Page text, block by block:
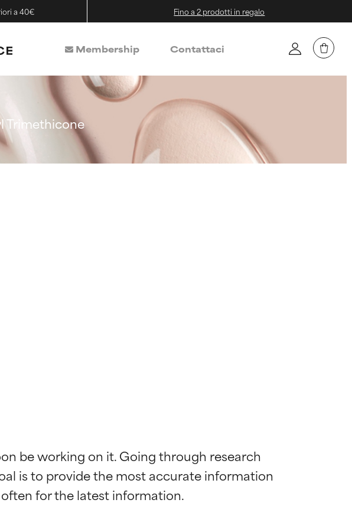
a 40€ Fino a 2 prodotti in regalo
Membership Contattaci
Trimethicone
be working on it. Going through research
is to provide the most accurate information
eccezionale per la maggior
eccezionale per la maggior